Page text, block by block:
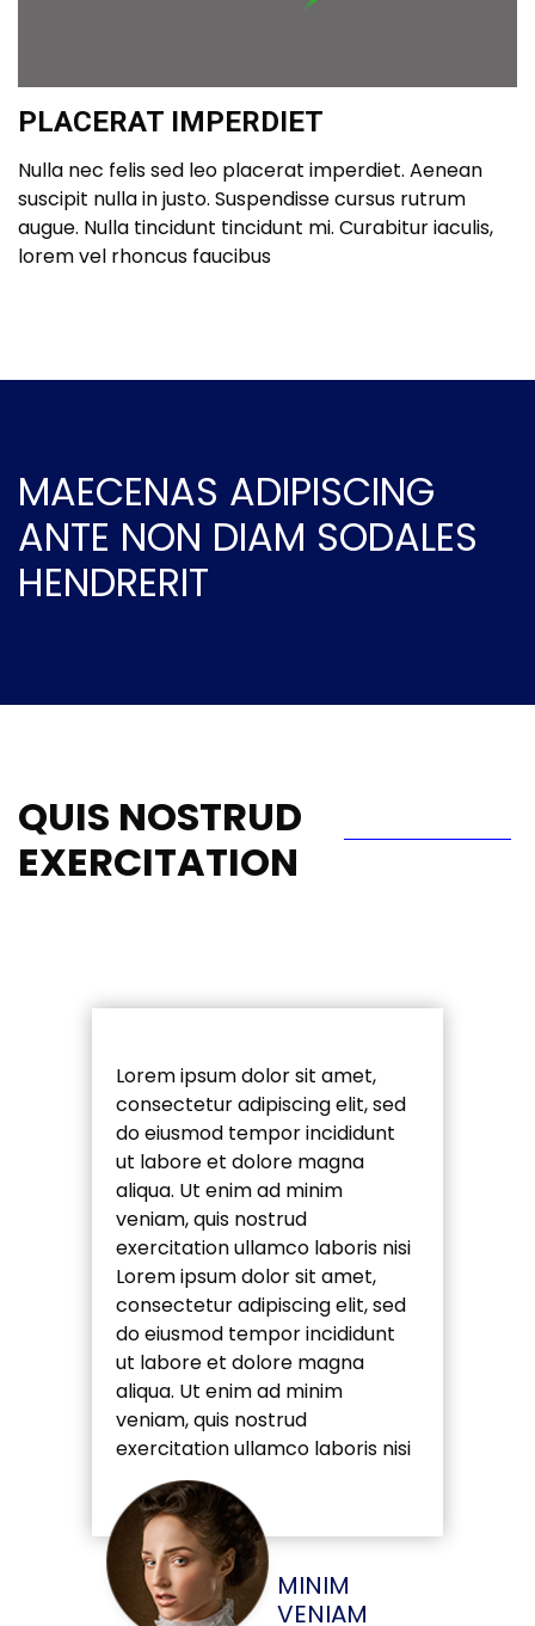
PLACERAT IMPERDIET
Nulla nec felis sed leo placerat imperdiet. Aenean
suscipit nulla in justo. Suspendisse cursus rutrum
augue. Nulla tincidunt tincidunt mi. Curabitur iaculis,
lorem vel rhoncus faucibus
MAECENAS ADIPISCING
ANTE NON DIAM SODALES
HENDRERIT
QUIS NOSTRUD
EXERCITATION
Lorem ipsum dolor sit amet,
consectetur adipiscing elit, sed
do eiusmod tempor incididunt
ut labore et dolore magna
aliqua. Ut enim ad minim
veniam, quis nostrud
exercitation ullamco laboris nisi
Lorem ipsum dolor sit amet,
consectetur adipiscing elit, sed
do eiusmod tempor incididunt
ut labore et dolore magna
aliqua. Ut enim ad minim
veniam, quis nostrud
exercitation ullamco laboris nisi
MINIM
VENIAM